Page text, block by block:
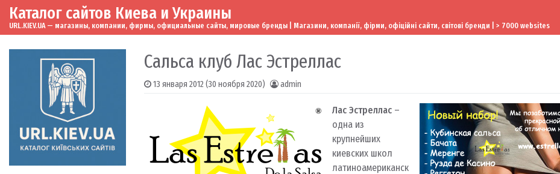
Skip to content
Main Navigation
Каталог сайтов Киева и Украины
URL.KIEV.UA — магазины, компании, фирмы, официальные сайты, мировые бренды | Магазини, компанії, фірми, офіційні сайти, світові бренди | > 7000 websites
Сальса клуб Лас Эстреллас
13 января 2012(30 ноября 2020) admin
Лас Эстреллас –
одна из
крупнейших
киевских школ
латиноамериканск